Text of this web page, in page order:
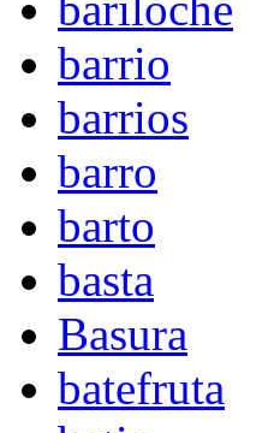
barrio
barrios
barro
barto
basta
Basura
batefruta